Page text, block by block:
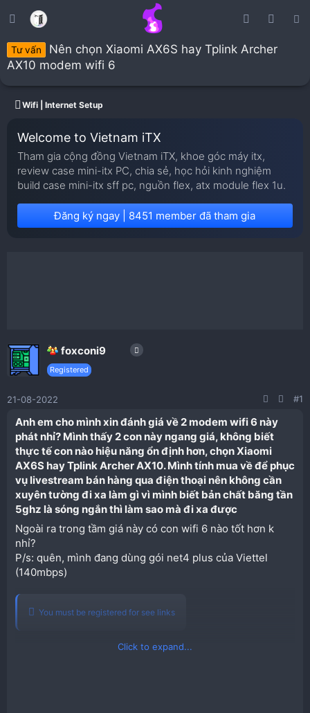
Tư vấn
Nên chọn Xiaomi AX6S hay Tplink Archer
AX10 modem wifi 6
Wifi | Internet Setup
Welcome to Vietnam iTX
Tham gia cộng đồng Vietnam iTX, khoe góc máy itx,
review case mini-itx PC, chia sẻ, học hỏi kinh nghiệm
build case mini-itx sff pc, nguồn flex, atx module flex 1u.
Đăng ký ngay | 8451 member đã tham gia
foxconi9
Registered
21-08-2022 #1
Anh em cho mình xin đánh giá về 2 modem wifi 6 này
phát nhỉ? Mình thấy 2 con này ngang giá, không biết
thực tế con nào hiệu năng ổn định hơn, chọn Xiaomi
AX6S hay Tplink Archer AX10. Mình tính mua về để phục
vụ livestream bán hàng qua điện thoại nên không cần
xuyên tường đi xa làm gì vì mình biết bản chất băng tần
5ghz là sóng ngắn thì làm sao mà đi xa được​
Ngoài ra trong tầm giá này có con wifi 6 nào tốt hơn k
nhỉ?
P/s: quên, mình đang dùng gói net4 plus của Viettel
(140mbps)
You must be registered for see links
Click to expand...